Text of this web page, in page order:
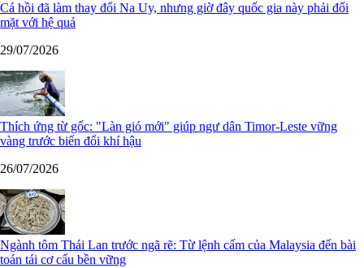
Cá hồi đã làm thay đổi Na Uy, nhưng giờ đây quốc gia này phải đối
mặt với hệ quả
29/07/2026
Thích ứng từ gốc: "Làn gió mới" giúp ngư dân Timor-Leste vững
vàng trước biến đổi khí hậu
26/07/2026
Ngành tôm Thái Lan trước ngã rẽ: Từ lệnh cấm của Malaysia đến bài
toán tái cơ cấu bền vững